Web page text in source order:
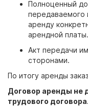
Полноценный
передаваемого
аренду
арендной платы.
Акт передачи
сторонами.
По итогу аренды
Договор аренды не
трудового договора.